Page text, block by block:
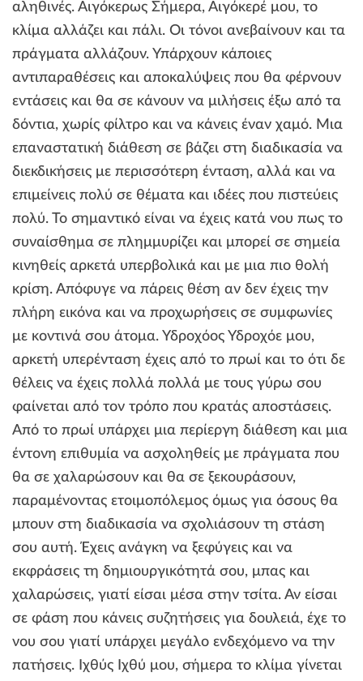
αληθινές. Αιγόκερως Σήμερα, Αιγόκερέ μου, το
κλίμα αλλάζει και πάλι. Οι τόνοι ανεβαίνουν και τα
πράγματα αλλάζουν. Υπάρχουν κάποιες
αντιπαραθέσεις και αποκαλύψεις που θα φέρνουν
εντάσεις και θα σε κάνουν να μιλήσεις έξω από τα
δόντια, χωρίς φίλτρο και να κάνεις έναν χαμό. Μια
επαναστατική διάθεση σε βάζει στη διαδικασία να
διεκδικήσεις με περισσότερη ένταση, αλλά και να
επιμείνεις πολύ σε θέματα και ιδέες που πιστεύεις
πολύ. Το σημαντικό είναι να έχεις κατά νου πως το
συναίσθημα σε πλημμυρίζει και μπορεί σε σημεία
κινηθείς αρκετά υπερβολικά και με μια πιο θολή
κρίση. Απόφυγε να πάρεις θέση αν δεν έχεις την
πλήρη εικόνα και να προχωρήσεις σε συμφωνίες
με κοντινά σου άτομα. Υδροχόος Υδροχόε μου,
αρκετή υπερένταση έχεις από το πρωί και το ότι δε
θέλεις να έχεις πολλά πολλά με τους γύρω σου
φαίνεται από τον τρόπο που κρατάς αποστάσεις.
Από το πρωί υπάρχει μια περίεργη διάθεση και μια
έντονη επιθυμία να ασχοληθείς με πράγματα που
θα σε χαλαρώσουν και θα σε ξεκουράσουν,
παραμένοντας ετοιμοπόλεμος όμως για όσους θα
μπουν στη διαδικασία να σχολιάσουν τη στάση
σου αυτή. Έχεις ανάγκη να ξεφύγεις και να
εκφράσεις τη δημιουργικότητά σου, μπας και
χαλαρώσεις, γιατί είσαι μέσα στην τσίτα. Αν είσαι
σε φάση που κάνεις συζητήσεις για δουλειά, έχε το
νου σου γιατί υπάρχει μεγάλο ενδεχόμενο να την
πατήσεις. Ιχθύς Ιχθύ μου, σήμερα το κλίμα γίνεται